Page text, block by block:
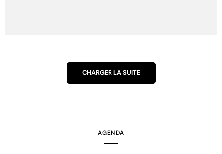
CHARGER LA SUITE
AGENDA